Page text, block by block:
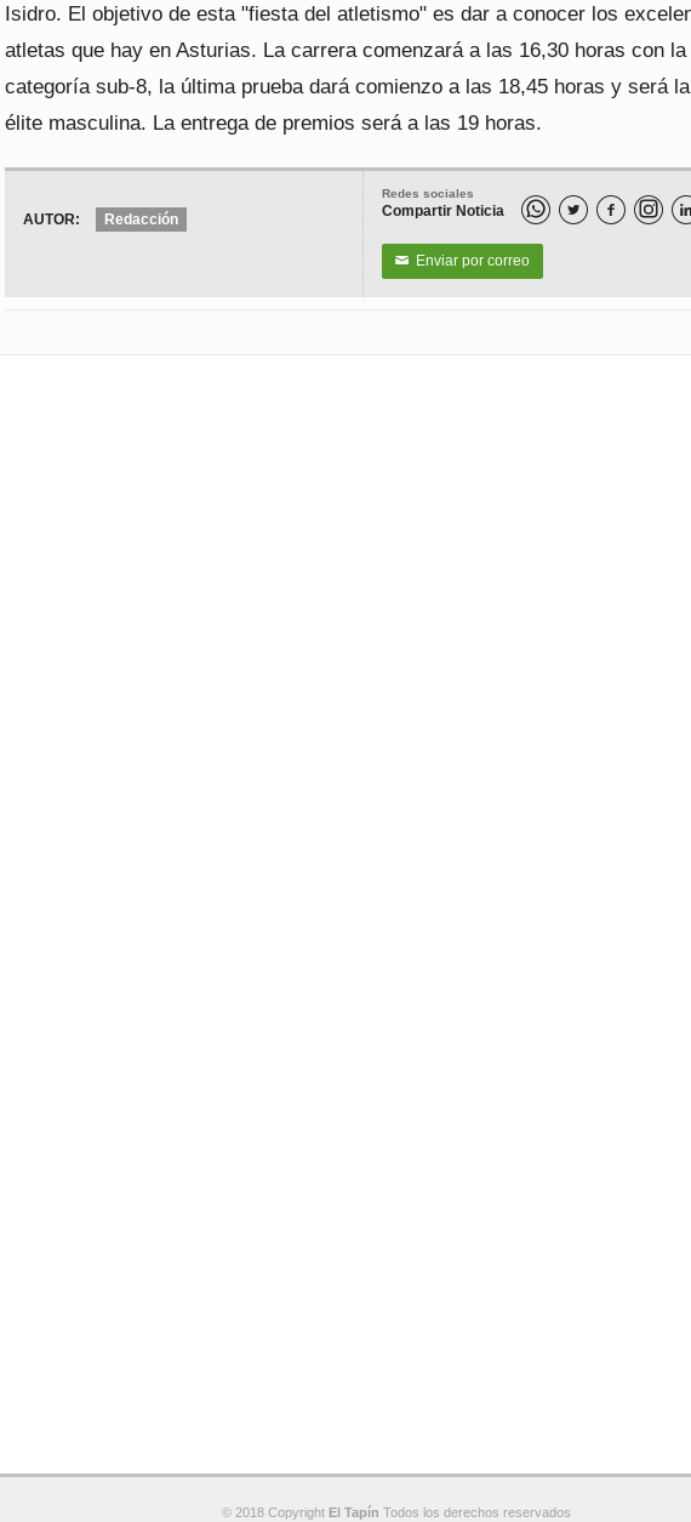
Isidro. El objetivo de esta "fiesta del atletismo" es dar a conocer los
atletas que hay en Asturias. La carrera comenzará a las 16,30 horas con la
categoría sub-8, la última prueba dará comienzo a las 18,45 horas y será la
élite masculina. La entrega de premios será a las 19 horas.
Redes sociales
Compartir Noticia   
✉ Enviar por correo
AUTOR: Redacción
© 2018 Copyright El Tapín Todos los derechos reservados